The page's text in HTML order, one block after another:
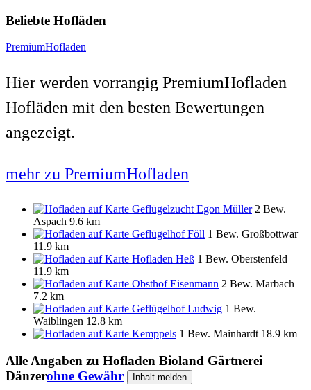
Beliebte Hofläden
PremiumHofladen
Hier werden vorrangig PremiumHofladen
Hofläden mit den besten Bewertungen
angezeigt.
mehr zu PremiumHofladen
Geflügelzucht Egon Müller 2 Bew.
Aspach 9.6 km
Geflügelhof Föll 1 Bew. Großbottwar
11.9 km
Hofladen Heß 1 Bew. Oberstenfeld
11.9 km
Obsthof Eisenmann 2 Bew. Marbach
7.2 km
Geflügelhof Ludwig 1 Bew.
Waiblingen 12.8 km
Kemppels 1 Bew. Mainhardt 18.9 km
Alle Angaben zu Hofladen Bioland Gärtnerei
Dänzerohne Gewähr Inhalt melden